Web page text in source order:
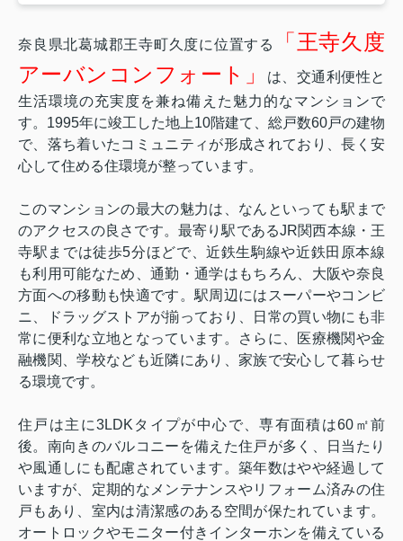
奈良県北葛城郡王寺町久度に位置する
「王寺久度
アーバンコンフォート」
は、交通利便性と
生活環境の充実度を兼ね備えた魅力的なマンションで
す。1995年に竣工した地上10階建て、総戸数60戸の建物
で、落ち着いたコミュニティが形成されており、長く安
心して住める住環境が整っています。
このマンションの最大の魅力は、なんといっても駅まで
のアクセスの良さです。最寄り駅であるJR関西本線・王
寺駅までは徒歩5分ほどで、近鉄生駒線や近鉄田原本線
も利用可能なため、通勤・通学はもちろん、大阪や奈良
方面への移動も快適です。駅周辺にはスーパーやコンビ
ニ、ドラッグストアが揃っており、日常の買い物にも非
常に便利な立地となっています。さらに、医療機関や金
融機関、学校なども近隣にあり、家族で安心して暮らせ
る環境です。
住戸は主に3LDKタイプが中心で、専有面積は60㎡前
後。南向きのバルコニーを備えた住戸が多く、日当たり
や風通しにも配慮されています。築年数はやや経過して
いますが、定期的なメンテナンスやリフォーム済みの住
戸もあり、室内は清潔感のある空間が保たれています。
オートロックやモニター付きインターホンを備えている